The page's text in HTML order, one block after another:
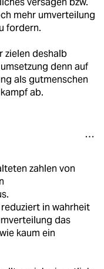
mehr umverteilung
fordern.
zielen deshalb
denn auf
als gutmenschen
ab.
zahlen von
in wahrheit
das
kaum ein